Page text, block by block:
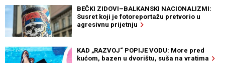
BEČKI ZIDOVI–BALKANSKI NACIONALIZMI:
Susret koji je fotoreportažu pretvorio u
agresivnu prijetnju
KAD „RAZVOJ“ POPIJE VODU: More pred
kućom, bazen u dvorištu, suša na vratima